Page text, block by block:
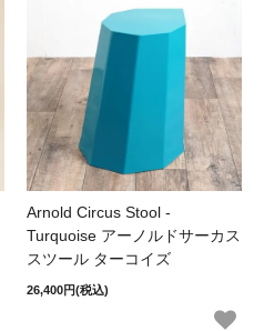
Arnold Circus Stool -
Turquoise アーノルドサーカス
スツール ターコイズ
26,400円(税込)